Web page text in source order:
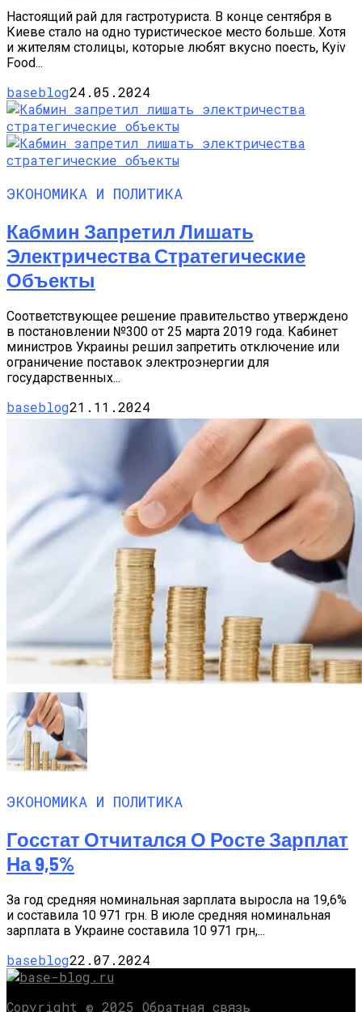
Настоящий рай для гастротуриста. В конце сентября в
Киеве стало на одно туристическое место больше. Хотя
и жителям столицы, которые любят вкусно поесть, Kyiv
Food...
baseblog24.05.2024
ЭКОНОМИКА И ПОЛИТИКА
Кабмин Запретил Лишать
Электричества Стратегические
Объекты
Соответствующее решение правительство утверждено
в постановлении №300 от 25 марта 2019 года. Кабинет
министров Украины решил запретить отключение или
ограничение поставок электроэнергии для
государственных...
baseblog21.11.2024
ЭКОНОМИКА И ПОЛИТИКА
Госстат Отчитался О Росте Зарплат
На 9,5%
За год средняя номинальная зарплата выросла на 19,6%
и составила 10 971 грн. В июле средняя номинальная
зарплата в Украине составила 10 971 грн,...
baseblog22.07.2024
Copyright © 2025 Обратная связь